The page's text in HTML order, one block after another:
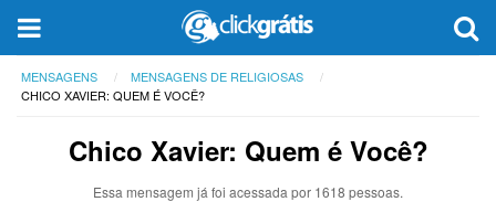
MENSAGENS
MENSAGENS DE RELIGIOSAS
CHICO XAVIER: QUEM É VOCÊ?
Chico Xavier: Quem é Você?
Essa mensagem já foi acessada por 1618 pessoas.